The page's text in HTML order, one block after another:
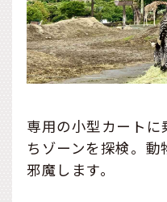
専用の小型カートに
ちゾーンを探検。
邪魔します。